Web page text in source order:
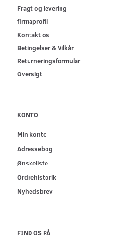
Fragt og levering
firmaprofil
Kontakt os
Betingelser & Vilkår
Returneringsformular
Oversigt
KONTO
Min konto
Adressebog
Ønskeliste
Ordrehistorik
Nyhedsbrev
FIND OS PÅ